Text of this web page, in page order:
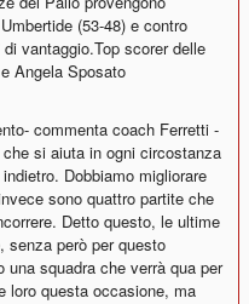
(53-48) e contro
vantaggio.Top scorer delle
Angela Sposato
commenta coach Ferretti -
si aiuta in ogni circostanza
Dobbiamo migliorare
sono quattro partite che
Detto questo, le ultime
senza però per questo
squadra che verrà qua per
loro questa occasione, ma